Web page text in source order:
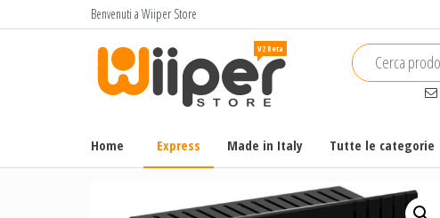
e
Benvenuti a Wiiper Store
Wiiper
a basso
prezzo
Home Express Made in Italy Tutte le categorie